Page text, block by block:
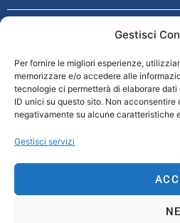
Gestisci
Per fornire le migliori esperienze,
memorizzare e/o accedere alle
tecnologie ci permetterà di elaborare
ID unici su questo sito. Non
negativamente su alcune caratteristiche
Gestisci servizi
Copyright © 2025 Un secolo di carta